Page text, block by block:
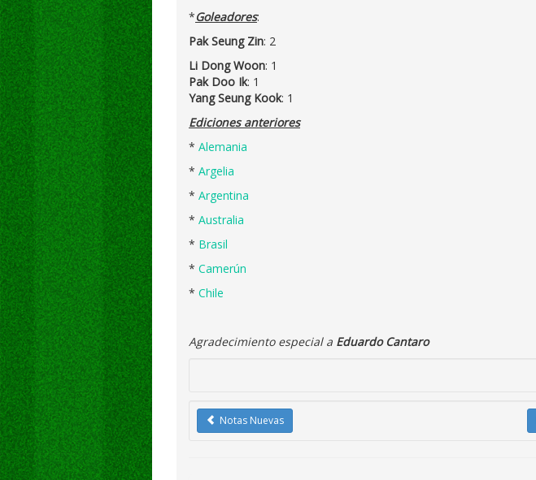
*Goleadores:
Pak Seung Zin: 2
Li Dong Woon: 1
Pak Doo Ik: 1
Yang Seung Kook: 1
Ediciones anteriores
* Alemania
* Argelia
* Argentina
* Australia
* Brasil
* Camerún
* Chile
Agradecimiento especial a Eduardo Cantaro
Notas Nuevas